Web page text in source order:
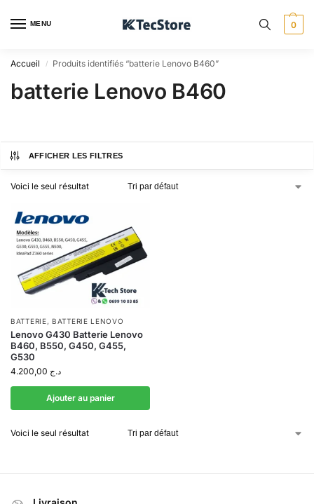
MENU 0
Accueil / Produits identifiés “batterie Lenovo B460”
batterie Lenovo B460
AFFICHER LES FILTRES
Voici le seul résultat
BATTERIE, BATTERIE LENOVO
Lenovo G430 Batterie Lenovo
B460, B550, G450, G455,
G530
د.ج
Ajouter au panier
Voici le seul résultat